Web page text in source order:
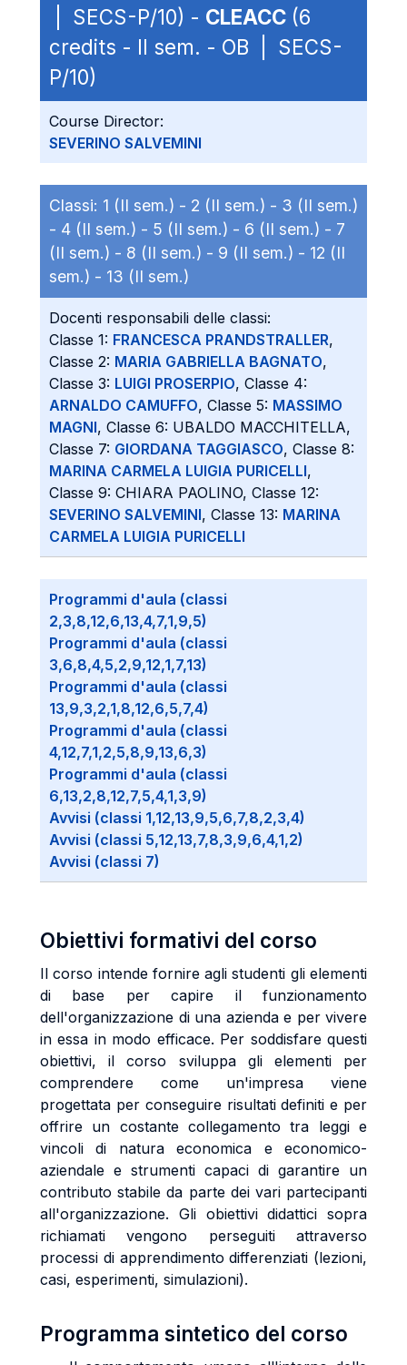
| SECS-P/10) - CLEACC (6
credits - II sem. - OB | SECS-
P/10)
Course Director:
SEVERINO SALVEMINI
Classi: 1 (II sem.) - 2 (II sem.) - 3 (II sem.)
- 4 (II sem.) - 5 (II sem.) - 6 (II sem.) - 7
(II sem.) - 8 (II sem.) - 9 (II sem.) - 12 (II
sem.) - 13 (II sem.)
Docenti responsabili delle classi:
Classe 1: FRANCESCA PRANDSTRALLER,
Classe 2: MARIA GABRIELLA BAGNATO,
Classe 3: LUIGI PROSERPIO, Classe 4:
ARNALDO CAMUFFO, Classe 5: MASSIMO
MAGNI, Classe 6: UBALDO MACCHITELLA,
Classe 7: GIORDANA TAGGIASCO, Classe 8:
MARINA CARMELA LUIGIA PURICELLI,
Classe 9: CHIARA PAOLINO, Classe 12:
SEVERINO SALVEMINI, Classe 13: MARINA
CARMELA LUIGIA PURICELLI
Programmi d'aula (classi
2,3,8,12,6,13,4,7,1,9,5)
Programmi d'aula (classi
3,6,8,4,5,2,9,12,1,7,13)
Programmi d'aula (classi
13,9,3,2,1,8,12,6,5,7,4)
Programmi d'aula (classi
4,12,7,1,2,5,8,9,13,6,3)
Programmi d'aula (classi
6,13,2,8,12,7,5,4,1,3,9)
Avvisi (classi 1,12,13,9,5,6,7,8,2,3,4)
Avvisi (classi 5,12,13,7,8,3,9,6,4,1,2)
Avvisi (classi 7)
Obiettivi formativi del corso
Il corso intende fornire agli studenti gli elementi
di base per capire il funzionamento
dell'organizzazione di una azienda e per vivere
in essa in modo efficace. Per soddisfare questi
obiettivi, il corso sviluppa gli elementi per
comprendere come un'impresa viene
progettata per conseguire risultati definiti e per
offrire un costante collegamento tra leggi e
vincoli di natura economica e economico-
aziendale e strumenti capaci di garantire un
contributo stabile da parte dei vari partecipanti
all'organizzazione. Gli obiettivi didattici sopra
richiamati vengono perseguiti attraverso
processi di apprendimento differenziati (lezioni,
casi, esperimenti, simulazioni).
Programma sintetico del corso